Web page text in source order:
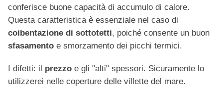
conferisce buone capacità di accumulo di calore.
Questa caratteristica è essenziale nel caso di
coibentazione di sottotetti, poiché consente un buon
sfasamento e smorzamento dei picchi termici.
I difetti: il prezzo e gli "alti" spessori. Sicuramente lo
utilizzerei nelle coperture delle villette del mare.